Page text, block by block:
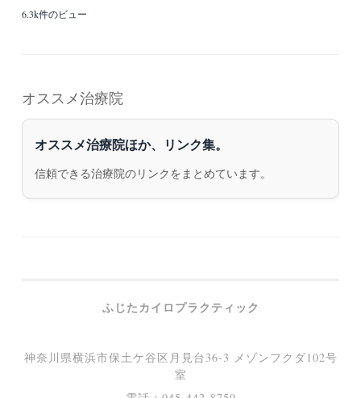
6.3k件のビュー
オススメ治療院
オススメ治療院ほか、リンク集。
信頼できる治療院のリンクをまとめています。
ふじたカイロプラクティック
神奈川県横浜市保土ケ谷区月見台36-3 メゾンフクダ102号
室